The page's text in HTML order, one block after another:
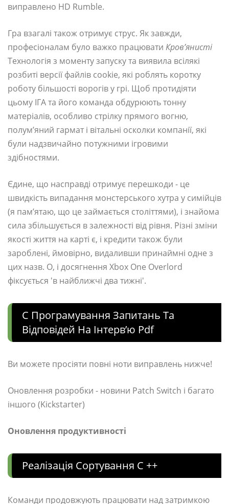
виправлено HD Rumble.
Гра взагалі також отримує струс. Як завжди,
професіоналам було важко працювати Кров’янисті
Технологія з моменту запуску та виявила всілякі
розбиті версії файлів cookie, які роблять коротку
роботу більшості ворогів у грі. Щоб протидіяти
цьому ІГА та його команда обдурюють тонну
матеріалів, особливо стрілку прямого вогню,
полум’яний гармат і вітальні осколки компанії, які
були надзвичайно потужними ігровими
здібностями.
Єдине, що насправді отримує перешкоди - це
швидкість випадання монстерського хутра у симійців
(я пам’ятаю, що це займається століттями), і знайома
сила збільшується в залежності від рівня. Різні зміни
якості життя на карті є, і кредити також були
зароблені, ймовірно, видаливши принаймні одне з
цих назв. О, і досягнення Xbox One Overlord
фіксується 'в найближчі два тижні'.
C Програмування Запитань Та
Відповідей На Інтерв’ю Pdf
Ви можете просіяти повні ноти виправлень нижче!
Оновлення розробки - новини Patch Switch і багато
іншого (Kickstarter)
Оновлення продуктивності
Реалізація Сортування C ++
Команди продовжують працювати над затримкою